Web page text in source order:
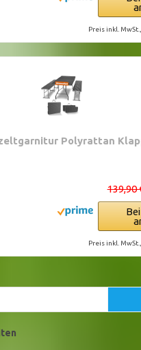
Preis inkl.
Polyrattan
139,90
Preis inkl.